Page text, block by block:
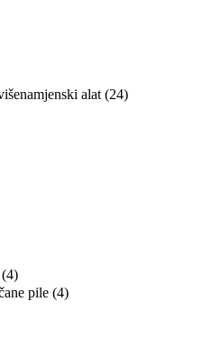
alat (24)
pile (4)